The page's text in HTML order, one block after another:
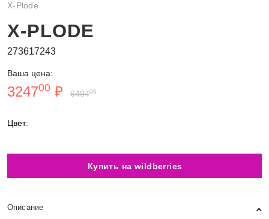
X-Plode
X-PLODE
273617243
Ваша цена:
324700 ₽ 649400
Цвет:
Купить на wildberries
Описание